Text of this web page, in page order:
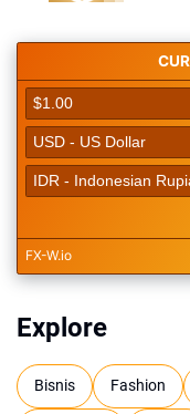
Explore
Bisnis Fashion